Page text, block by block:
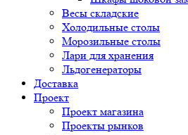
Весы складские
Холодильные столы
Морозильные столы
Лари для хранения
Льдогенераторы
Доставка
Проект
Проект магазина
Проекты рынков